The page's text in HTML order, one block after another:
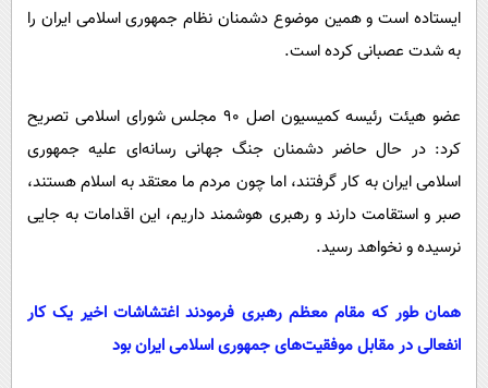
ایستاده است و همین موضوع دشمنان نظام جمهوری اسلامی ایران را
به شدت عصبانی کرده است.
عضو هیئت رئیسه کمیسیون اصل ۹۰ مجلس شورای اسلامی تصریح
کرد: در حال حاضر دشمنان جنگ جهانی رسانه‌ای علیه جمهوری
اسلامی ایران به کار گرفتند، اما چون مردم ما معتقد به اسلام هستند،
صبر و استقامت دارند و رهبری هوشمند داریم، این اقدامات به جایی
نرسیده و نخواهد رسید.
همان طور که مقام معظم رهبری فرمودند اغتشاشات اخیر یک کار
انفعالی در مقابل موفقیت‌های جمهوری اسلامی ایران بود